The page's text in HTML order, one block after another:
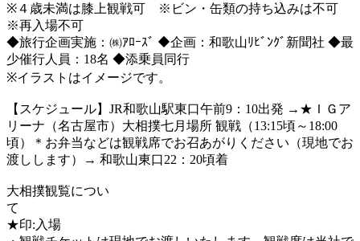
※４歳未満は膝上観戦可 ※ビン・缶類の持ち込みは不可
※再入場不可
◆旅行企画実施：㈱ｱﾛｰｽﾞ ◆企画：和歌山ﾘﾋﾞﾝｸﾞ新聞社 ◆最
少催行人員：18名 ◆添乗員同行
※イラストはイメージです。
【スケジュール】JR和歌山駅東口午前9：10出発 →★ＩＧア
リーナ（名古屋市）大相撲七月場所 観戦（13:15頃～18:00
頃）＊お弁当などは観戦席でお召あがりください（現地でお
渡しします）→ 和歌山東口22：20頃着
大相撲観覧につい
て
★印:入場